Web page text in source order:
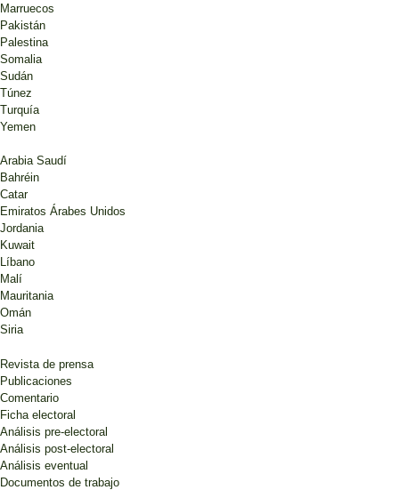
Marruecos
Pakistán
Palestina
Somalia
Sudán
Túnez
Turquía
Yemen
Arabia Saudí
Bahréin
Catar
Emiratos Árabes Unidos
Jordania
Kuwait
Líbano
Malí
Mauritania
Omán
Siria
Revista de prensa
Publicaciones
Comentario
Ficha electoral
Análisis pre-electoral
Análisis post-electoral
Análisis eventual
Documentos de trabajo